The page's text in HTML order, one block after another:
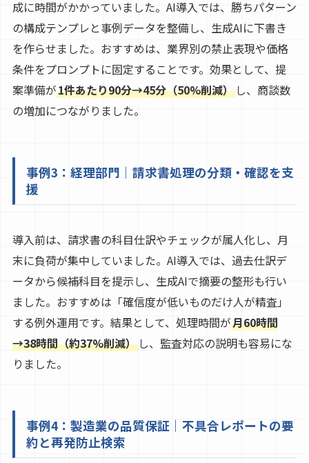
成に時間がかかっていました。AI導入では、勝ちパターン
の構成テンプレと事例データを整備し、生成AIに下書き
を作らせました。おすすめは、業界別の禁止表現や価格
条件をプロンプトに固定することです。効果として、提
案準備が1件あたり90分→45分（50%削減）し、商談数
の増加につながりました。
事例3：経理部門｜請求書処理の分類・確認を支
援
導入前は、請求書の科目仕訳やチェックが属人化し、月
末に負荷が集中していました。AI導入では、過去仕訳デ
ータから候補科目を提示し、生成AIで摘要の整形も行い
ました。おすすめは「確信度が低いものだけ人が精査」
する例外運用です。結果として、処理時間が月60時間
→38時間（約37%削減）し、監査対応の説明も容易にな
りました。
事例4：製造業の品質保証｜不具合レポートの要
約と再発防止検索